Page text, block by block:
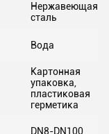
Нержавеющая
сталь
Вода
Картонная
упаковка,
пластиковая
герметика
DN8-DN100